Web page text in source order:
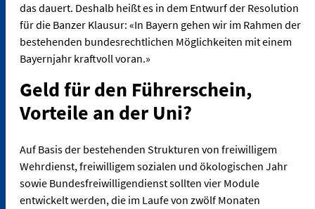
das dauert. Deshalb heißt es in dem Entwurf der Resolution
für die Banzer Klausur: «In Bayern gehen wir im Rahmen der
bestehenden bundesrechtlichen Möglichkeiten mit einem
Bayernjahr kraftvoll voran.»
Geld für den Führerschein,
Vorteile an der Uni?
Auf Basis der bestehenden Strukturen von freiwilligem
Wehrdienst, freiwilligem sozialen und ökologischen Jahr
sowie Bundesfreiwilligendienst sollten vier Module
entwickelt werden, die im Laufe von zwölf Monaten